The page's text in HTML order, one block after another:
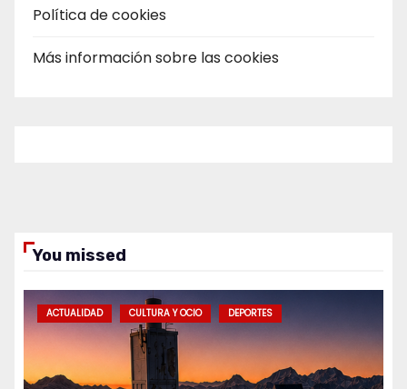
Política de cookies
Más información sobre las cookies
You missed
ACTUALIDAD CULTURA Y OCIO DEPORTES